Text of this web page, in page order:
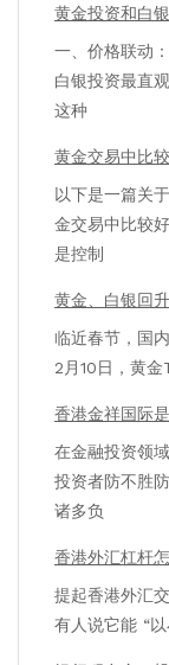
黄金投资和白
一、价格联动
白银投资最直
这种
黄金交易中比
以下是一篇关
金交易中比较
是控制
黄金、白银回
临近春节，国
2月10日，黄
香港金祥国际
在金融投资领
投资者防不胜
诸多负
香港外汇杠杆
提起香港外汇
有人说它能 “